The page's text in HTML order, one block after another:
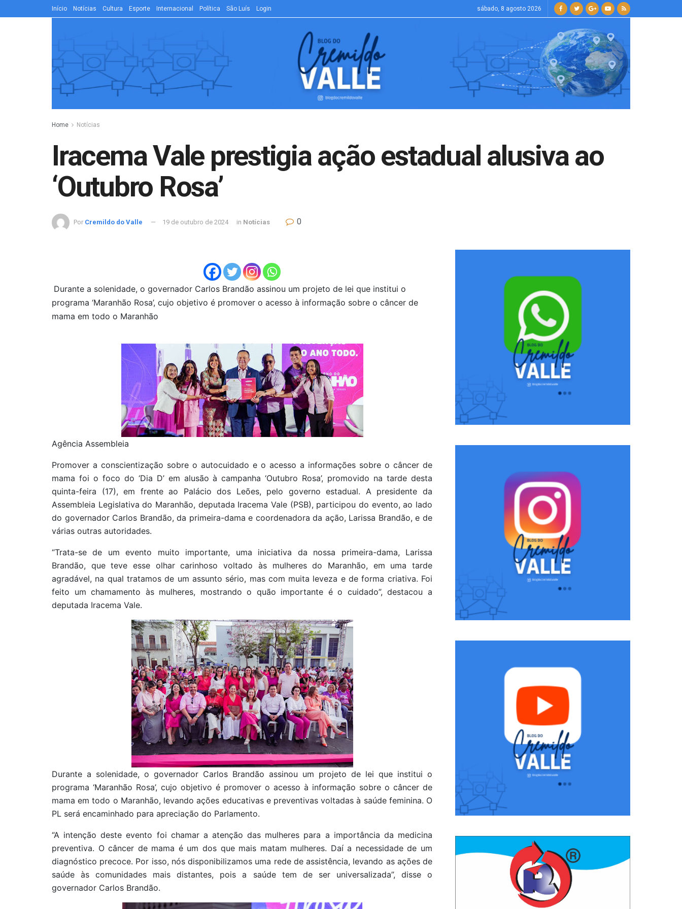
Início Notícias Cultura Esporte Internacional Política São Luís Login sábado, 8 agosto 2026
Home Notícias
Iracema Vale prestigia ação estadual alusiva ao
‘Outubro Rosa’
Por Cremildo do Valle 19 de outubro de 2024 in Notícias 0
Durante a solenidade, o governador Carlos Brandão assinou um projeto de lei que institui o
programa ‘Maranhão Rosa’, cujo objetivo é promover o acesso à informação sobre o câncer de
mama em todo o Maranhão
Agência Assembleia
Promover a conscientização sobre o autocuidado e o acesso a informações sobre o câncer de
mama foi o foco do ‘Dia D’ em alusão à campanha ‘Outubro Rosa’, promovido na tarde desta
quinta-feira (17), em frente ao Palácio dos Leões, pelo governo estadual. A presidente da
Assembleia Legislativa do Maranhão, deputada Iracema Vale (PSB), participou do evento, ao lado
do governador Carlos Brandão, da primeira-dama e coordenadora da ação, Larissa Brandão, e de
várias outras autoridades.
“Trata-se de um evento muito importante, uma iniciativa da nossa primeira-dama, Larissa
Brandão, que teve esse olhar carinhoso voltado às mulheres do Maranhão, em uma tarde
agradável, na qual tratamos de um assunto sério, mas com muita leveza e de forma criativa. Foi
feito um chamamento às mulheres, mostrando o quão importante é o cuidado”, destacou a
deputada Iracema Vale.
Durante a solenidade, o governador Carlos Brandão assinou um projeto de lei que institui o
programa ‘Maranhão Rosa’, cujo objetivo é promover o acesso à informação sobre o câncer de
mama em todo o Maranhão, levando ações educativas e preventivas voltadas à saúde feminina. O
PL será encaminhado para apreciação do Parlamento.
“A intenção deste evento foi chamar a atenção das mulheres para a importância da medicina
preventiva. O câncer de mama é um dos que mais matam mulheres. Daí a necessidade de um
diagnóstico precoce. Por isso, nós disponibilizamos uma rede de assistência, levando as ações de
saúde às comunidades mais distantes, pois a saúde tem de ser universalizada”, disse o
governador Carlos Brandão.